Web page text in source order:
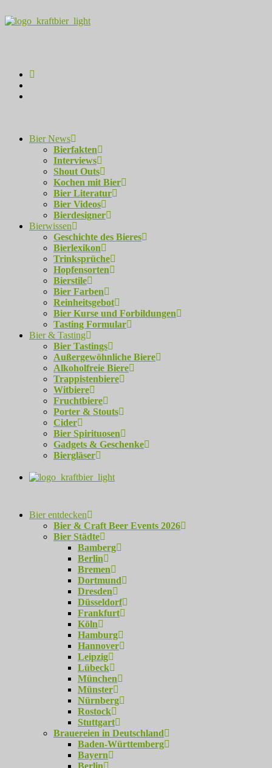
Bier News
Bierfakten
Interviews
Shout Outs
Kochen mit Bier
Bier Literatur
Bier Videos
Bierdesigner
Bierwissen
Geschichte des Bieres
Bierlexikon
Trinksprüche
Hopfensorten
Bierstile
Bier Farben
Reinheitsgebot
Bier Kurse und Forbildungen
Tasting Formular
Bier & Tasting
Bier Tastings
Außergewöhnliche Biere
Alkoholfreie Biere
Trappistenbiere
Witbiere
Fruchtbiere
Porter & Stouts
Cider
Bier Spirituosen
Gadgets & Geschenke
Biergläser
Bier entdecken
Bier & Craft Beer Events 2026
Bier Städte
Bamberg
Berlin
Bremen
Dortmund
Dresden
Düsseldorf
Frankfurt
Köln
Hamburg
Hannover
Leipzig
Lübeck
München
Münster
Nürnberg
Rostock
Stuttgart
Brauereien in Deutschland
Baden-Württemberg
Bayern
Berlin